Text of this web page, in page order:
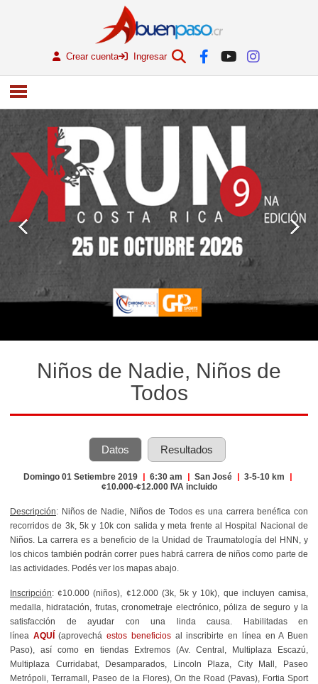
Crear cuenta Ingresar
Niños de Nadie, Niños de
Todos
Datos Resultados
Domingo 01 Setiembre 2019 | 6:30 am | San José | 3-5-10 km
|
¢10.000-¢12.000 IVA incluido
Descripción: Niños de Nadie, Niños de Todos es una carrera benéfica con
recorridos de 3k, 5k y 10k con salida y meta frente al Hospital Nacional de
Niños. La carrera es a beneficio de la Unidad de Traumatología del HNN, y
los chicos también podrán correr pues habrá carrera de niños como parte de
las actividades. Podés ver los mapas abajo.
Inscripción: ¢10.000 (niños), ¢12.000 (3k, 5k y 10k), que incluyen camisa,
medalla, hidratación, frutas, cronometraje electrónico, póliza de seguro y la
satisfacción de ayudar con una linda causa. Habilitadas en
línea AQUÍ (aprovecháestos beneficiosal inscribirte en línea en A Buen
Paso), así como en tiendas Extremos (Av. Central, Multiplaza Escazú,
Multiplaza Curridabat, Desamparados, Lincoln Plaza, City Mall, Paseo
Metrópoli, Terramall, Paseo de la Flores), On the Road (Pavas), Fortia Sport